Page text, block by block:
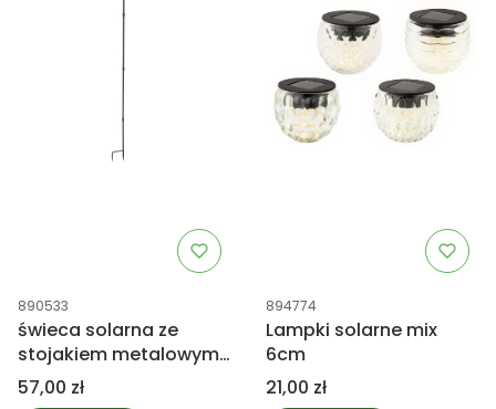
Kod produktu
890533
świeca solarna ze
stojakiem metalowym
na piku 117cm,
zewnętrzna
Cena
57,00 zł
Kod produktu
894774
Lampki solarne mix
6cm
Cena
21,00 zł